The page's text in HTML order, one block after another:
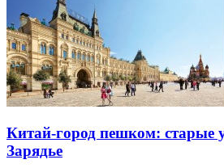
Китай-город пешком:
Зарядье